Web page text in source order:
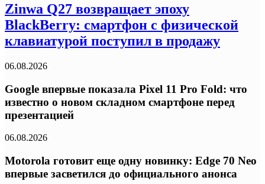
Zinwa Q27 возвращает эпоху
BlackBerry: смартфон с физической
клавиатурой поступил в продажу
06.08.2026
Google впервые показала Pixel 11 Pro Fold: что
известно о новом складном смартфоне перед
презентацией
06.08.2026
Motorola готовит еще одну новинку: Edge 70 Neo
впервые засветился до официального анонса